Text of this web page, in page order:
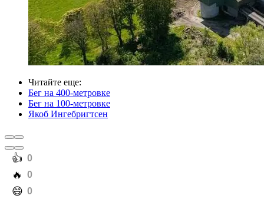
Читайте еще:
Бег на 400-метровке
Бег на 100-метровке
Якоб Ингебригтсен
️👍 0
️🔥 0
️😄 0